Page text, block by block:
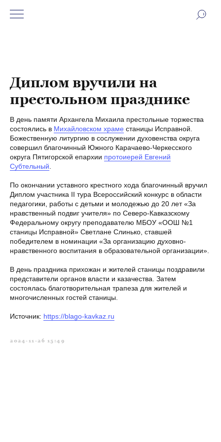
Диплом вручили на
престольном празднике
В день памяти Архангела Михаила престольные торжества
состоялись в Михайловском храме станицы Исправной.
Божественную литургию в сослужении духовенства округа
совершил благочинный Южного Карачаево-Черкесского
округа Пятигорской епархии протоиерей Евгений
Субтельный
По окончании уставного крестного хода благочинный вручил
Диплом участника II тура Всероссийский конкурс в области
педагогики, работы с детьми и молодежью до 20 лет «За
нравственный подвиг учителя» по Северо-Кавказскому
Федеральному округу преподавателю МБОУ «ООШ №1
станицы Исправной» Светлане Слинько, ставшей
победителем в номинации «За организацию духовно-
нравственного воспитания в образовательной организации».
В день праздника прихожан и жителей станицы поздравили
представители органов власти и казачества. Затем
состоялась благотворительная трапеза для жителей и
многочисленных гостей станицы.
Источник: https://blago-kavkaz.ru
2024-11-26 15:49